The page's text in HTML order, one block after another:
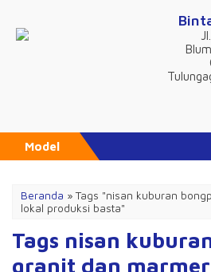
Model
Beranda »Tags "nisan kuburan
lokal produksi basta"
Tags nisan
granit dan